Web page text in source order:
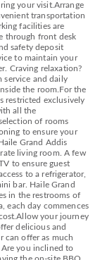
your visit.Arrange
transportation
facilities are
through front desk
safety deposit
to maintain your
Craving relaxation?
service and daily
the room.For the
restricted exclusively
all the
of rooms
to ensure your
Grand Addis
living room. A few
to ensure guest
to a refrigerator,
bar. Haile Grand
in the restrooms of
each day commences
your journey
delicious and
can offer as much
you inclined to